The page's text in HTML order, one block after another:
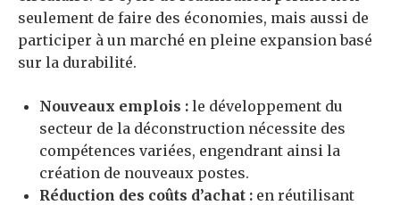
seulement de faire des économies, mais aussi de
participer à un marché en pleine expansion basé
sur la durabilité.
Nouveaux emplois : le développement du
secteur de la déconstruction nécessite des
compétences variées, engendrant ainsi la
création de nouveaux postes.
Réduction des coûts d’achat : en réutilisant